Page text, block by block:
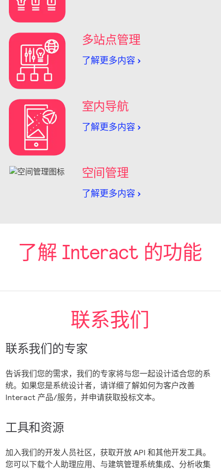
多站点管理
了解更多内容
室内导航
了解更多内容
空间管理
了解更多内容
了解 Interact 的功能
联系我们
联系我们的专家
告诉我们您的需求，我们的专家将与您一起设计适合您的系
统。如果您是系统设计者，请详细了解如何为客户改善
Interact 产品/服务，并申请获取投标文本。
工具和资源
加入我们的开发人员社区，获取开放 API 和其他开发工具。
您可以下载个人助理应用、与建筑管理系统集成、分析收集